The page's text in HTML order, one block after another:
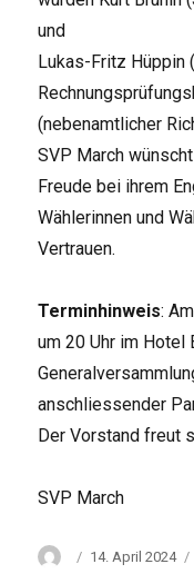
und
Lukas-Fritz Hüppin
(nebenamtlicher
SVP March
Freude bei ihrem
Wählerinnen und
Vertrauen.
Terminhinweis:
um 20 Uhr im Hotel
anschliessender
Der Vorstand freut
SVP March
AutorVeröffentlicht
14. April 2024